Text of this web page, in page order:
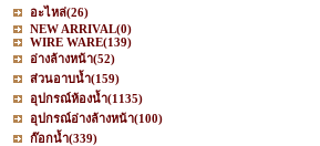
อะไหล่(26)
NEW ARRIVAL(0)
WIRE WARE(139)
อ่างล้างหน้า(52)
ส่วนอาบน้ำ(159)
อุปกรณ์ห้องน้ำ(1135)
อุปกรณ์อ่างล้างหน้า(100)
ก๊อกน้ำ(339)